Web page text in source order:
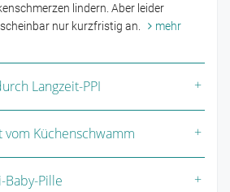
lindern. Aber leider
nur kurzfristig an.
mehr
Langzeit-PPI
Küchenschwamm
Pille